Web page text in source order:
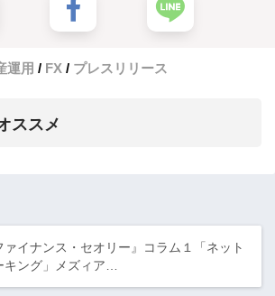
運用 FX プレスリリース
ススメ
ァイナンス・セオリー』コラム１「ネット
キング」メズィア…